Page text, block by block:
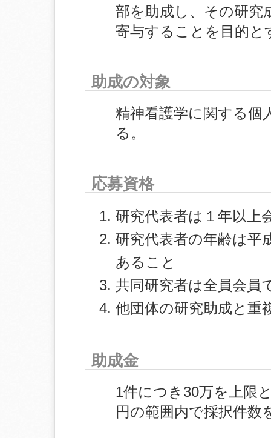
部を助成し、その研究
寄与することを目的と
助成の対象
精神看護学に関する個
る。
応募資格
研究代表者は１年以上
研究代表者の年齢は平
あること
共同研究者は全員会員
他団体の研究助成と重
助成金
1件につき30万を上限
円の範囲内で採択件数